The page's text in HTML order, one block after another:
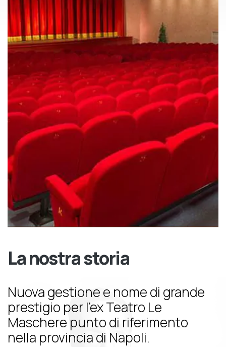
La nostra storia
Nuova gestione e nome di grande
prestigio per l’ex Teatro Le
Maschere punto di riferimento
nella provincia di Napoli.